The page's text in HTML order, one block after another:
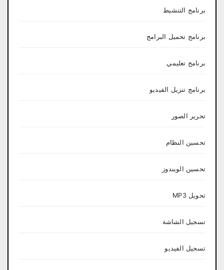
برنامج التنشيط
برنامج تحميل البرامج
برنامج تعليمي
برنامج تنزيل الفيديو
تحرير الصور
تحسين النظام
تحسين الويندوز
تحويل MP3
تسجيل الشاشة
تسجيل الفيديو